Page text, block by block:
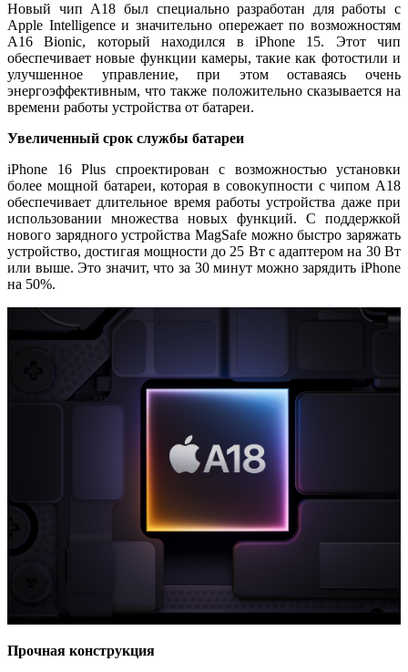
Новый чип A18 был специально разработан для работы с
Apple Intelligence и значительно опережает по возможностям
A16 Bionic, который находился в iPhone 15. Этот чип
обеспечивает новые функции камеры, такие как фотостили и
улучшенное управление, при этом оставаясь очень
энергоэффективным, что также положительно сказывается на
времени работы устройства от батареи.
Увеличенный срок службы батареи
iPhone 16 Plus спроектирован с возможностью установки
более мощной батареи, которая в совокупности с чипом A18
обеспечивает длительное время работы устройства даже при
использовании множества новых функций. С поддержкой
нового зарядного устройства MagSafe можно быстро заряжать
устройство, достигая мощности до 25 Вт с адаптером на 30 Вт
или выше. Это значит, что за 30 минут можно зарядить iPhone
на 50%.
Прочная конструкция